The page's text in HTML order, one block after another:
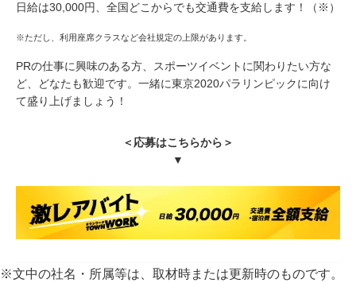
日給は30,000円、全国どこからでも交通費を支給します！（※）
※ただし、利用座席クラスなど会社規定の上限があります。
PRの仕事に興味のある方、スポーツイベントに関わりたい方な
ど、どなたも歓迎です。一緒に東京2020パラリンピックに向け
て盛り上げましょう！
＜応募はこちらから＞
▼
※文中の社名・所属等は、取材時または更新時のものです。